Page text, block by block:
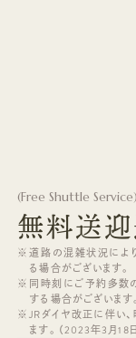
(Free Shuttle Service
無料送
道路の混雑状況によ
る場合がございます。
同時刻にご予約多数
する場合がございます
JRダイヤ改正に伴い
ます。（2023年3月18